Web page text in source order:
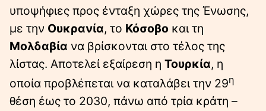
υποψήφιες προς ένταξη χώρες της Ένωσης,
με την Ουκρανία, το Κόσοβο και τη
Μολδαβία να βρίσκονται στο τέλος της
λίστας. Αποτελεί εξαίρεση η Τουρκία, η
οποία προβλέπεται να καταλάβει την 29η
θέση έως το 2030, πάνω από τρία κράτη –